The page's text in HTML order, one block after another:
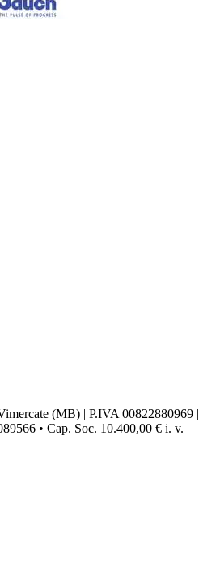
(MB) | P.IVA 00822880969 |
• Cap. Soc. 10.400,00 € i. v. |